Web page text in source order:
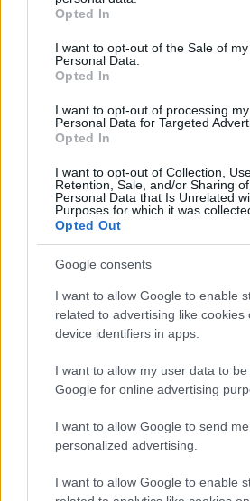
Please note that this website/app uses
services and may gather and store
not limited to your visit or usage
grant or deny consent to Google and
consent section.
Opted In
I want to opt-out of the Sale of my
Personal Data.
Opted In
I want to opt-out of processing my
Personal Data for Targeted
Opted In
I want to opt-out of Collection,
Retention, Sale, and/or Sharing
Personal Data that Is Unrelated
Purposes for which it was
Opted Out
Google consents
I want to allow Google to enable
related to advertising like cookies
device identifiers in apps.
I want to allow my user data to
Google for online advertising
I want to allow Google to send me
personalized advertising.
I want to allow Google to enable
per scegliere l’Italia:
San Marino Comics
CHI
SIAMO
PARTNERSHIP E